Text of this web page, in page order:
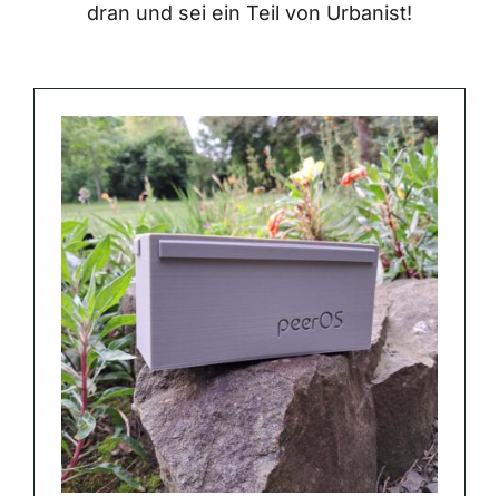
dran und sei ein Teil von Urbanist!